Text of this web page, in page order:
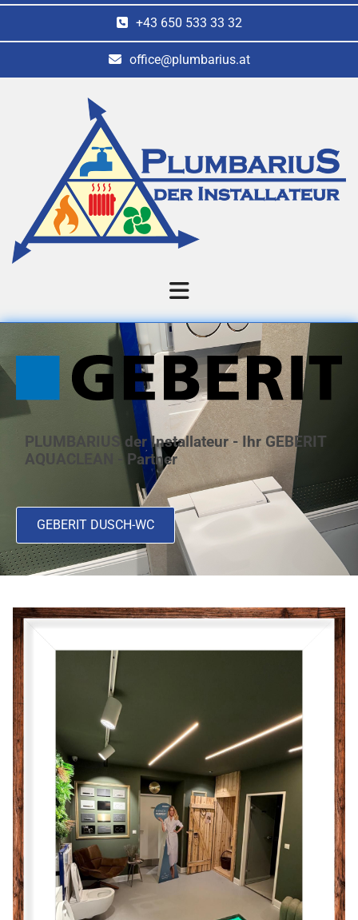
+43 650 533 33 32
office@plumbarius.at
PLUMBARIUS der Installateur - Ihr GEBERIT
AQUACLEAN - Partner
GEBERIT DUSCH-WC